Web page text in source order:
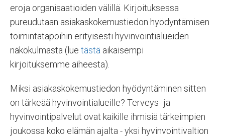
eroja organisaatioiden välillä. Kirjoituksessa
pureudutaan asiakaskokemustiedon hyödyntämisen
toimintatapoihin erityisesti hyvinvointialueiden
näkökulmasta(lue tästä aikaisempi
kirjoituksemme aiheesta).
Miksi asiakaskokemustiedon hyödyntäminen sitten
on tärkeää hyvinvointialueille? Terveys- ja
hyvinvointipalvelut ovat kaikille ihmisiä tärkeimpien
joukossa koko elämän ajalta - yksi hyvinvointivaltion